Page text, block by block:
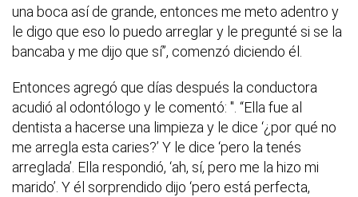
una boca así de grande, entonces me meto adentro y
le digo que eso lo puedo arreglar y le pregunté si se la
bancaba y me dijo que sí”, comenzó diciendo él.
Entonces agregó que días después la conductora
acudió al odontólogo y le comentó: ". “Ella fue al
dentista a hacerse una limpieza y le dice ‘¿por qué no
me arregla esta caries?’ Y le dice ‘pero la tenés
arreglada’. Ella respondió, ‘ah, sí, pero me la hizo mi
marido’. Y él sorprendido dijo ‘pero está perfecta,